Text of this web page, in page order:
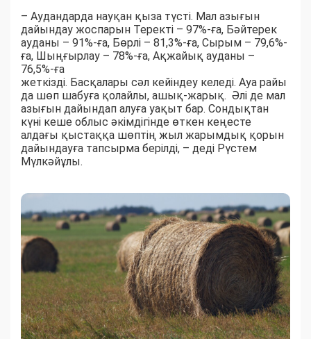
– Аудандарда науқан қыза түсті. Мал азығын
дайындау жоспарын Теректі – 97%-ға, Бәйтерек
ауданы – 91%-ға, Бөрлі – 81,3%-ға, Сырым – 79,6%-
ға, Шыңғырлау – 78%-ға, Ақжайық ауданы –
76,5%-ға
жеткізді. Басқалары сәл кейіндеу келеді. Ауа райы
да шөп шабуға қолайлы, ашық-жарық. Әлі де мал
азығын дайындап алуға уақыт бар. Сондықтан
күні кеше облыс әкімдігінде өткен кеңесте
алдағы қыстаққа шөптің жыл жарымдық қорын
дайындауға тапсырма берілді, – деді Рүстем
Мүлкәйұлы.